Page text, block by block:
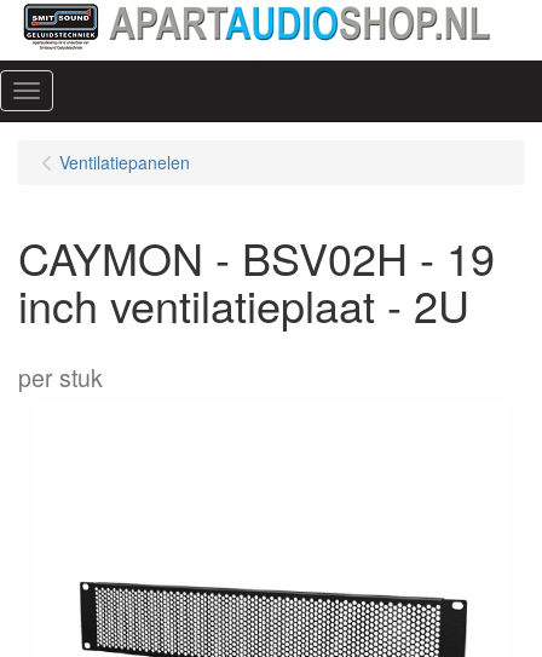
Menu
Ventilatiepanelen
CAYMON - BSV02H - 19
inch ventilatieplaat - 2U
per stuk